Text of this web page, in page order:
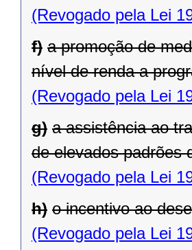
(Revogado pela Lei
f) a promoção de
nível de renda a
(Revogado pela Lei
g) a assistência ao
de elevados padrões
(Revogado pela Lei
h) o incentivo ao
(Revogado pela Lei